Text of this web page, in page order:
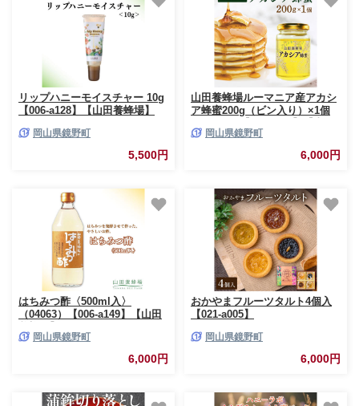
リップハニーモイスチャー 10g
【006-a128】【山田養蜂場】
岡山県鏡野町
5,500円
山田養蜂場ルーマニア産アカシ
ア蜂蜜200g（ビン入り）×1個
養蜂場】
岡山県鏡野町
6,000円
はちみつ酢〈500ml入〉
（04063）【006-a149】【山田
ちみつ 蜂蜜 ドリンク ビネガー
岡山県鏡野町
6,000円
おかやまフルーツタルト4個入
【021-a005】
岡山県鏡野町
6,000円